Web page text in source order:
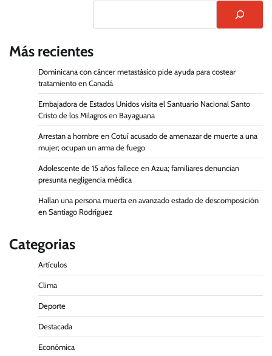
Más recientes
Dominicana con cáncer metastásico pide ayuda para costear
tratamiento en Canadá
Embajadora de Estados Unidos visita el Santuario Nacional Santo
Cristo de los Milagros en Bayaguana
Arrestan a hombre en Cotuí acusado de amenazar de muerte a una
mujer; ocupan un arma de fuego
Adolescente de 15 años fallece en Azua; familiares denuncian
presunta negligencia médica
Hallan una persona muerta en avanzado estado de descomposición
en Santiago Rodríguez
Categorias
Artículos
Clima
Deporte
Destacada
Económica